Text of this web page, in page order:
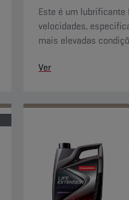
Este é um lubrificante
velocidades,
mais elevadas
Ver